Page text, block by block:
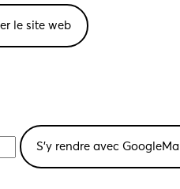
le site web